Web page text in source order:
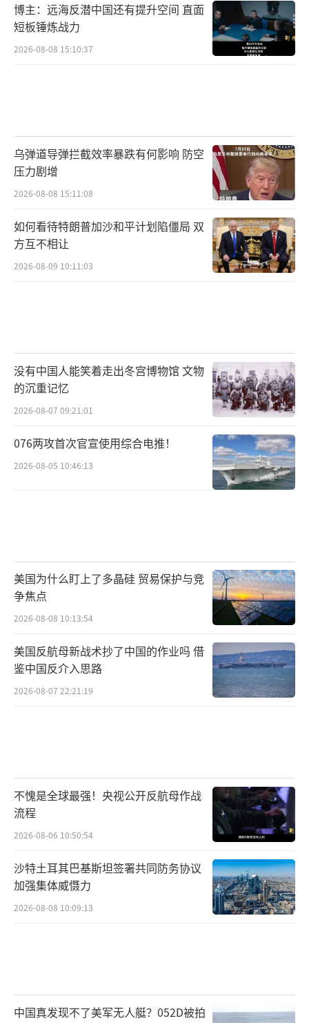
博主：远海反潜中国还有提升空间 直面
短板锤炼战力
2026-08-08 15:10:37
乌弹道导弹拦截效率暴跌有何影响 防空
压力剧增
2026-08-08 15:11:08
如何看待特朗普加沙和平计划陷僵局 双
方互不相让
2026-08-09 10:11:03
没有中国人能笑着走出冬宫博物馆 文物
的沉重记忆
2026-08-07 09:21:01
076两攻首次官宣使用综合电推！
2026-08-05 10:46:13
美国为什么盯上了多晶硅 贸易保护与竞
争焦点
2026-08-08 10:13:54
美国反航母新战术抄了中国的作业吗 借
鉴中国反介入思路
2026-08-07 22:21:19
不愧是全球最强！央视公开反航母作战
流程
2026-08-06 10:50:54
沙特土耳其巴基斯坦签署共同防务协议
加强集体威慑力
2026-08-08 10:09:13
中国真发现不了美军无人艇？052D被拍